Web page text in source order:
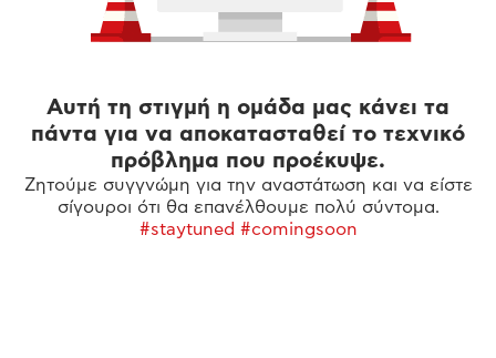
Αυτή τη στιγμή η ομάδα μας κάνει τα
πάντα για να αποκατασταθεί το τεχνικό
πρόβλημα που προέκυψε.
Ζητούμε συγγνώμη για την αναστάτωση και να είστε
σίγουροι ότι θα επανέλθουμε πολύ σύντομα.
#staytuned #comingsoon